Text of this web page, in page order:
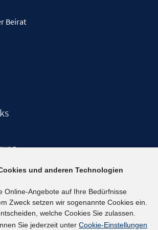
Beirat
und anderen Technologien
Online-Angebote auf Ihre Bedürfnisse
Zweck setzen wir sogenannte Cookies ein.
welche Cookies Sie zulassen.
Sie jederzeit unter Cookie-Einstellungen